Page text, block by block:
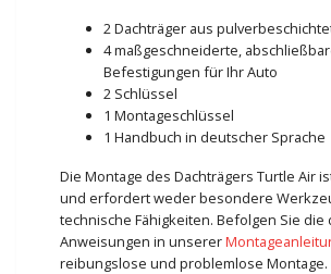
2 Dachträger aus
4 maßgeschneiderte,
Befestigungen für Ihr Auto
2 Schlüssel
1 Montageschlüssel
1 Handbuch in deutscher Sprache
Die Montage des Dachträgers Turtle Air
und erfordert weder besondere
technische Fähigkeiten. Befolgen Sie die
Anweisungen in unserer
reibungslose und problemlose Montage.